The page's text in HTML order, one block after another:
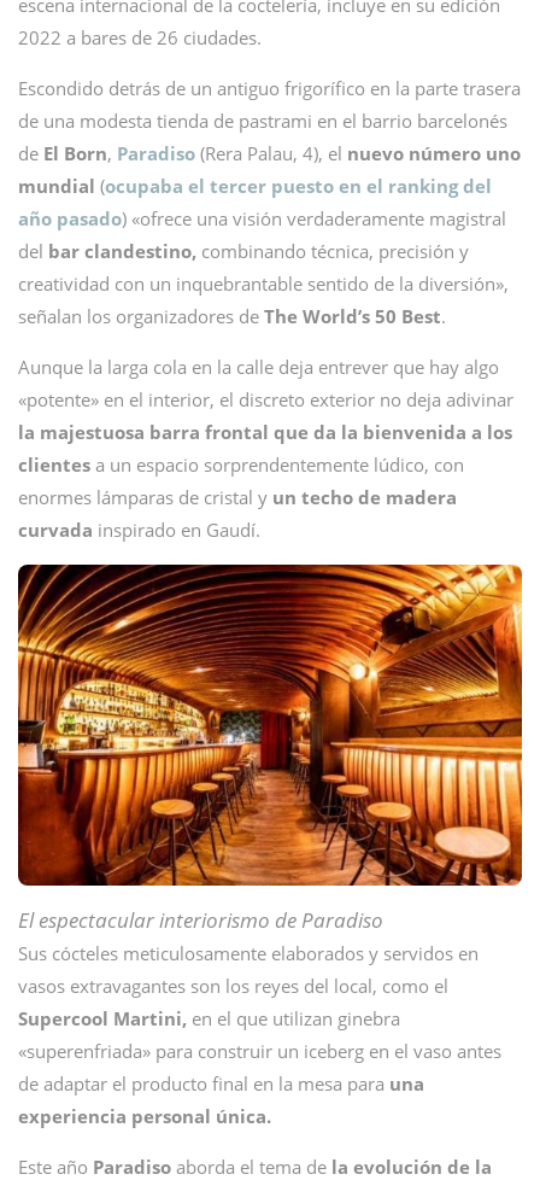
escena internacional de la coctelería, incluye en su edición
2022 a bares de 26 ciudades.
Escondido detrás de un antiguo frigorífico en la parte trasera
de una modesta tienda de pastrami en el barrio barcelonés
de El Born, Paradiso (Rera Palau, 4), el nuevo número uno
mundial (ocupaba el tercer puesto en el ranking del
año pasado) «ofrece una visión verdaderamente magistral
del bar clandestino, combinando técnica, precisión y
creatividad con un inquebrantable sentido de la diversión»,
señalan los organizadores de The World’s 50 Best.
Aunque la larga cola en la calle deja entrever que hay algo
«potente» en el interior, el discreto exterior no deja adivinar
la majestuosa barra frontal que da la bienvenida a los
clientes a un espacio sorprendentemente lúdico, con
enormes lámparas de cristal y un techo de madera
curvada inspirado en Gaudí.
El espectacular interiorismo de Paradiso
Sus cócteles meticulosamente elaborados y servidos en
vasos extravagantes son los reyes del local, como el
Supercool Martini, en el que utilizan ginebra
«superenfriada» para construir un iceberg en el vaso antes
de adaptar el producto final en la mesa para una
experiencia personal única.
Este año Paradiso aborda el tema de la evolución de la